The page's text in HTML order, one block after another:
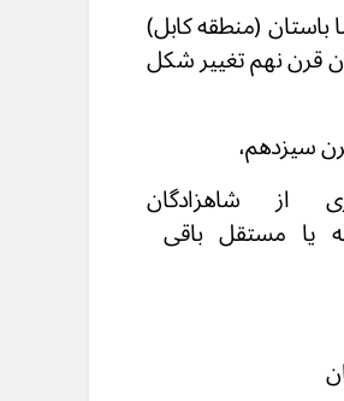
باستان (منطقه کابل)
قرن نهم تغییر شکل
سیزدهم،
از شاهزادگان
یا مستقل باقی